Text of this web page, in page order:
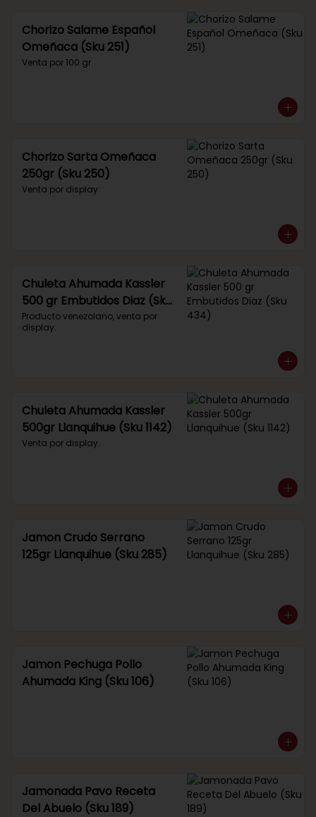
Chorizo Salame Español
Omeñaca (Sku 251)
Venta por 100 gr.
Chorizo Sarta Omeñaca
250gr (Sku 250)
Venta por display.
Chuleta Ahumada Kassler
500 gr Embutidos Diaz (Sku
434)
Producto venezolano, venta por
display.
Chuleta Ahumada Kassler
500gr Llanquihue (Sku 1142)
Venta por display.
Jamon Crudo Serrano
125gr Llanquihue (Sku 285)
Jamon Pechuga Pollo
Ahumada King (Sku 106)
Jamonada Pavo Receta
Del Abuelo (Sku 189)